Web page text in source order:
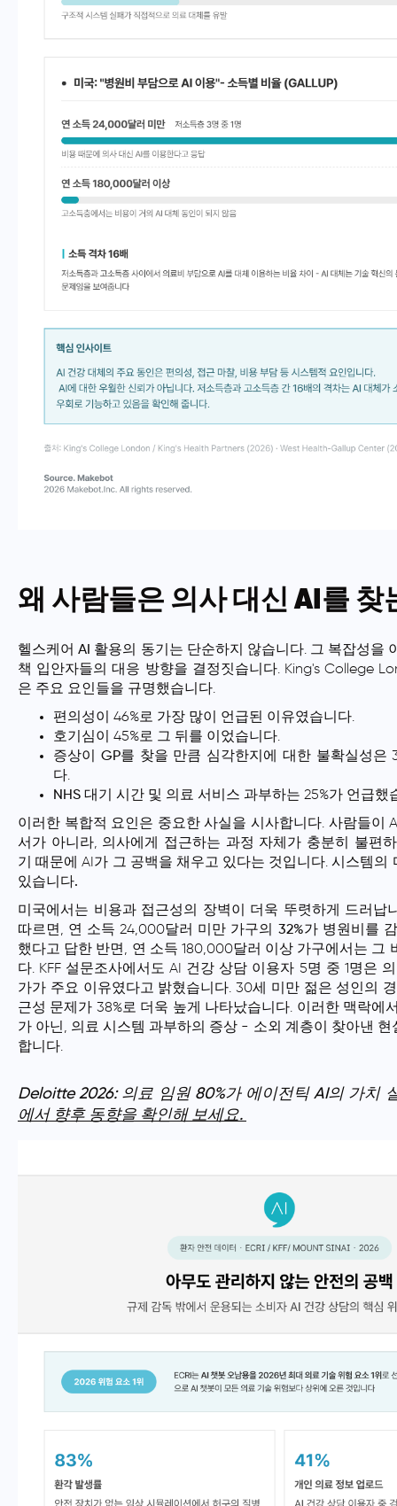
왜 사람들은 의사 대신 AI를 찾
헬스케어 AI 활용의 동기는 단순하지 않습니다. 그 복잡성을
책 입안자들의 대응 방향을 결정짓습니다. King's College
은 주요 요인들을 규명했습니다.
편의성이 46%로 가장 많이 언급된 이유였습니다.
호기심이 45%로 그 뒤를 이었습니다.
증상이 GP를 찾을 만큼 심각한지에 대한 불확실성은
다.
NHS 대기 시간 및 의료 서비스 과부하는 25%가 언급했
이러한 복합적 요인은 중요한 사실을 시사합니다. 사람들이
서가 아니라, 의사에게 접근하는 과정 자체가 충분히 불편
기 때문에 AI가 그 공백을 채우고 있다는 것입니다.시스템의
있습니다.
미국에서는 비용과 접근성의 장벽이 더욱 뚜렷하게 드러납
따르면, 연 소득 24,000달러 미만 가구의 32%가 병원비를
했다고 답한 반면, 연 소득 180,000달러 이상 가구에서는 그
다. KFF 설문조사에서도 AI 건강 상담 이용자 5명 중 1명은
가가 주요 이유였다고 밝혔습니다. 30세 미만 젊은 성인의
근성 문제가 38%로 더욱 높게 나타났습니다. 이러한 맥락에
가 아닌, 의료 시스템 과부하의 증상 - 소외 계층이 찾아낸
합니다.
Deloitte 2026: 의료 임원 80%가 에이전틱 AI의 가치
에서 향후 동향을 확인해 보세요.